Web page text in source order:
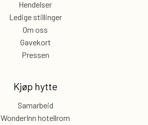
Hendelser
Ledige stillinger
Om oss
Gavekort
Pressen
Kjøp hytte
Samarbeid
WonderInn hotellrom